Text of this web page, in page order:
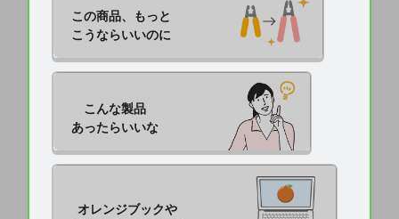
この商品、もっと
こうならいいのに
こんな製品
あったらいいな
オレンジブックや